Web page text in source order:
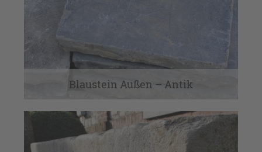
Blaustein Außen – Antik